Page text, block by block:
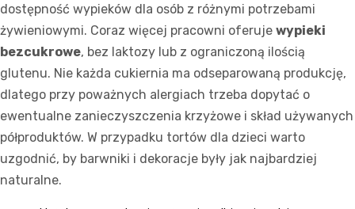
dostępność wypieków dla osób z różnymi potrzebami
żywieniowymi. Coraz więcej pracowni oferuje wypieki
bezcukrowe, bez laktozy lub z ograniczoną ilością
glutenu. Nie każda cukiernia ma odseparowaną produkcję,
dlatego przy poważnych alergiach trzeba dopytać o
ewentualne zanieczyszczenia krzyżowe i skład używanych
półproduktów. W przypadku tortów dla dzieci warto
uzgodnić, by barwniki i dekoracje były jak najbardziej
naturalne.